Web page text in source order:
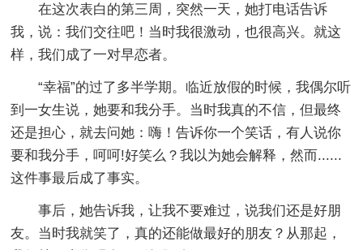
在这次表白的第三周，突然一天，她打电话告诉
我，说：我们交往吧！当时我很激动，也很高兴。就这
样，我们成了一对早恋者。
“幸福”的过了多半学期。临近放假的时候，我偶尔听
到一女生说，她要和我分手。当时我真的不信，但最终
还是担心，就去问她：嗨！告诉你一个笑话，有人说你
要和我分手，呵呵!好笑么？我以为她会解释，然而......
这件事最后成了事实。
事后，她告诉我，让我不要难过，说我们还是好朋
友。当时我就笑了，真的还能做最好的朋友？从那起，